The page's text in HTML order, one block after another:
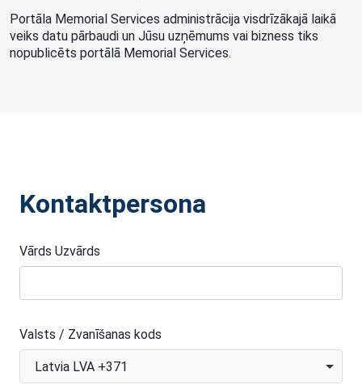
Portāla Memorial Services administrācija visdrīzākajā laikā
veiks datu pārbaudi un Jūsu uzņēmums vai bizness tiks
nopublicēts portālā Memorial Services.
Kontaktpersona
Vārds Uzvārds
Valsts / Zvanīšanas kods
Latvia LVA +371